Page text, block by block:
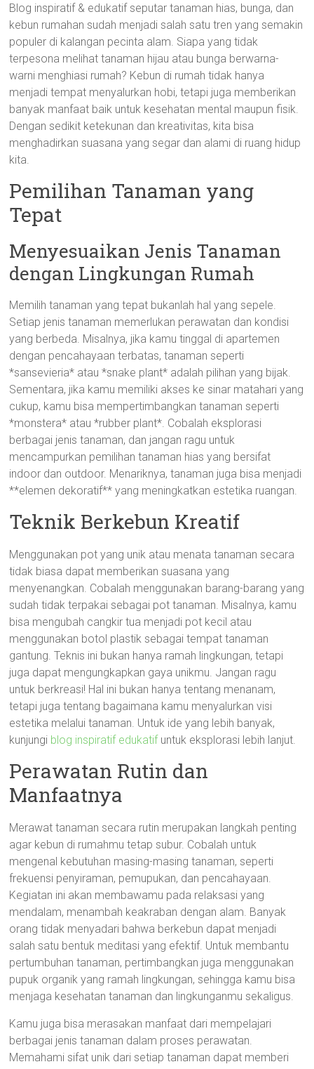
Blog inspiratif & edukatif seputar tanaman hias, bunga, dan
kebun rumahan sudah menjadi salah satu tren yang semakin
populer di kalangan pecinta alam. Siapa yang tidak
terpesona melihat tanaman hijau atau bunga berwarna-
warni menghiasi rumah? Kebun di rumah tidak hanya
menjadi tempat menyalurkan hobi, tetapi juga memberikan
banyak manfaat baik untuk kesehatan mental maupun fisik.
Dengan sedikit ketekunan dan kreativitas, kita bisa
menghadirkan suasana yang segar dan alami di ruang hidup
kita.
Pemilihan Tanaman yang
Tepat
Menyesuaikan Jenis Tanaman
dengan Lingkungan Rumah
Memilih tanaman yang tepat bukanlah hal yang sepele.
Setiap jenis tanaman memerlukan perawatan dan kondisi
yang berbeda. Misalnya, jika kamu tinggal di apartemen
dengan pencahayaan terbatas, tanaman seperti
*sansevieria* atau *snake plant* adalah pilihan yang bijak.
Sementara, jika kamu memiliki akses ke sinar matahari yang
cukup, kamu bisa mempertimbangkan tanaman seperti
*monstera* atau *rubber plant*. Cobalah eksplorasi
berbagai jenis tanaman, dan jangan ragu untuk
mencampurkan pemilihan tanaman hias yang bersifat
indoor dan outdoor. Menariknya, tanaman juga bisa menjadi
**elemen dekoratif** yang meningkatkan estetika ruangan.
Teknik Berkebun Kreatif
Menggunakan pot yang unik atau menata tanaman secara
tidak biasa dapat memberikan suasana yang
menyenangkan. Cobalah menggunakan barang-barang yang
sudah tidak terpakai sebagai pot tanaman. Misalnya, kamu
bisa mengubah cangkir tua menjadi pot kecil atau
menggunakan botol plastik sebagai tempat tanaman
gantung. Teknis ini bukan hanya ramah lingkungan, tetapi
juga dapat mengungkapkan gaya unikmu. Jangan ragu
untuk berkreasi! Hal ini bukan hanya tentang menanam,
tetapi juga tentang bagaimana kamu menyalurkan visi
estetika melalui tanaman. Untuk ide yang lebih banyak,
kunjungi blog inspiratif edukatifuntuk eksplorasi lebih lanjut.
Perawatan Rutin dan
Manfaatnya
Merawat tanaman secara rutin merupakan langkah penting
agar kebun di rumahmu tetap subur. Cobalah untuk
mengenal kebutuhan masing-masing tanaman, seperti
frekuensi penyiraman, pemupukan, dan pencahayaan.
Kegiatan ini akan membawamu pada relaksasi yang
mendalam, menambah keakraban dengan alam. Banyak
orang tidak menyadari bahwa berkebun dapat menjadi
salah satu bentuk meditasi yang efektif. Untuk membantu
pertumbuhan tanaman, pertimbangkan juga menggunakan
pupuk organik yang ramah lingkungan, sehingga kamu bisa
menjaga kesehatan tanaman dan lingkunganmu sekaligus.
Kamu juga bisa merasakan manfaat dari mempelajari
berbagai jenis tanaman dalam proses perawatan.
Memahami sifat unik dari setiap tanaman dapat memberi